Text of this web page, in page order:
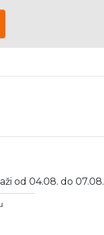
od 04.08. do 07.08.